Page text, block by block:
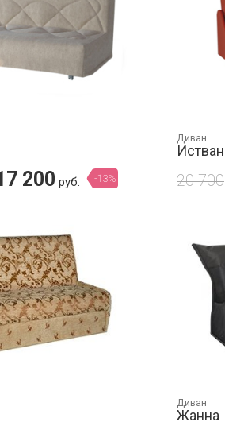
200 руб. -13%
Диван
Истван
20 700
Диван
Жанна